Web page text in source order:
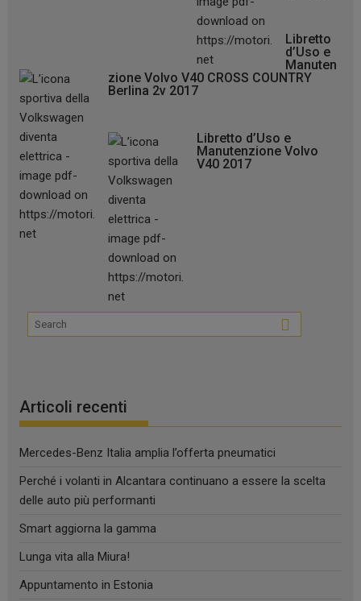
Libretto
d’Uso e
Manuten
zione Volvo V40 CROSS COUNTRY
Berlina 2v 2017
Libretto d’Uso e
Manutenzione Volvo
V40 2017
Articoli recenti
Mercedes-Benz Italia amplia l’offerta pneumatici
Perché i volanti in Alcantara continuano a essere la scelta
delle auto più performanti
Smart aggiorna la gamma
Lunga vita alla Miura!
Appuntamento in Estonia